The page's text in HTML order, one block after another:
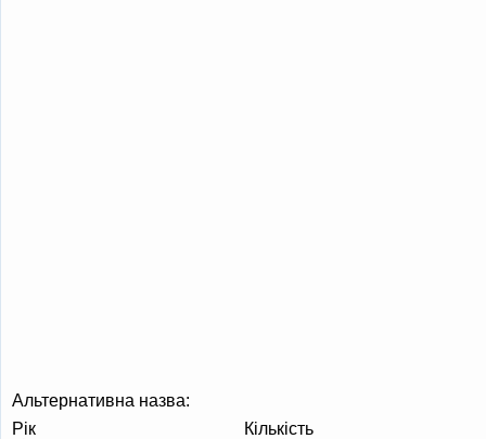
Альтернативна назва:
Рік
Кількість